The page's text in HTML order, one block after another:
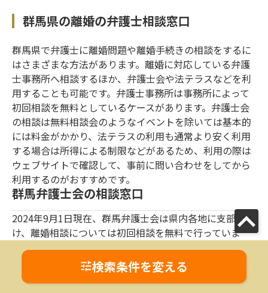
群馬県の離婚の弁護士相談窓口
群馬県で弁護士に離婚問題や離婚手続きの相談をするに
はさまざまな方法があります。離婚に対応している弁護
士事務所へ相談するほか、弁護士会や法テラスなどを利
用することも可能です。弁護士事務所は事務所によって
初回相談を無料としているケースがあります。弁護士会
の相談は無料相談会のようなイベントを除いては基本的
には料金がかかり、法テラスの利用も通常より安く利用
する場合は所得による制限などがあるため、利用の際は
ウェブサイトで確認して、事前に問い合わせをしてから
利用するのがおすすめです。
群馬弁護士会の相談窓口
2024年9月1日現在、群馬弁護士会は県内各地に支部を設
け、離婚相談については初回相談を無料で行っていま
す。電話予約のほか、インターネットでの予約もできる
ので、離婚問題にお悩みの方は群馬弁護士会のウェブサ
イトで詳細を確認してみてください。
検索条件を変える